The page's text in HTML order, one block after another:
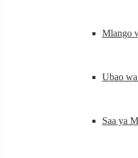
Mlango
Ubao
Saa ya